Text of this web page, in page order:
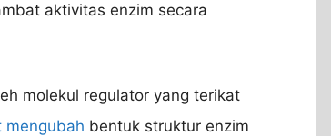
aktivitas enzim secara
molekul regulator yang terikat
mengubah bentuk struktur enzim